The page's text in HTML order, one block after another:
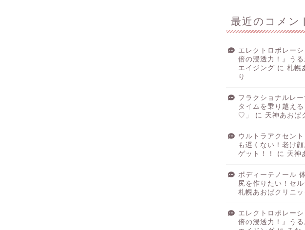
最近のコメン
エレクトロポレー
倍の浸透力！』う
エイジング に 札幌
り
フラクショナルレ
タイムを乗り越え
♡」
に 天神あおば
ウルトラアクセン
も遅くない！老け
ゲット！！
に 天神
ボディーテノール
尻を作りたい！セル
札幌あおばクリニッ
エレクトロポレー
倍の浸透力！』う